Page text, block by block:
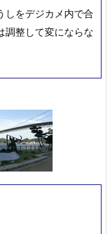
しをデジカメ内で合
調整して変にならな